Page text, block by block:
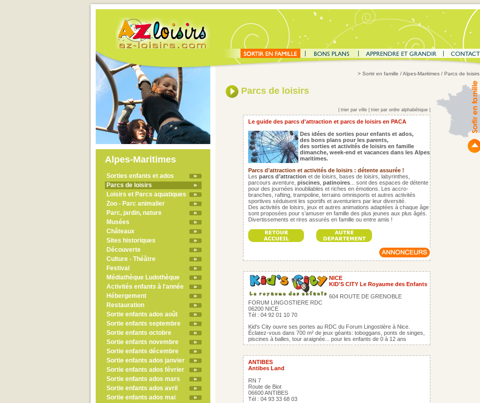
Alpes-Maritimes
Sorties enfants et ados
Parcs de loisirs
Loisirs et Parcs aquatiques
Zoo - Parc animalier
Parc, jardin, nature
Musées
Châteaux
Sites historiques
Découverte
Culture - Théâtre
Festival
Médiathèque Ludothèque
Activités enfants à l'année
Hébergement
Restauration
Sortie enfants ados août
Sortie enfants septembre
Sortie enfants octobre
Sortie enfants novembre
Sortie enfants décembre
Sortie enfants ados janvier
Sortie enfants ados février
Sortie enfants ados mars
Sortie enfants ados avril
Sortie enfants ados mai
> Sortir en famille / Alpes-Maritimes / Parcs de loisirs
Parcs de loisirs
trier par ville trier par ordre alphabétique
Le guide des parcs d'attraction et parcs de loisirs en PACA
Des idées de sorties pour enfants et ados,
des bons plans pour les parents,
des sorties et activités de loisirs en famille
dimanche, week-end et vacances dans les Alpes
maritimes.
Parcs d’attraction et activités de loisirs : détente assurée !
Les parcs d’attraction et de loisirs, bases de loisirs, labyrinthes,
parcours aventure, piscines patinoires ... sont des espaces de détente
pour des journées inoubliables et riches en émotions. Les accro-
branches, rafting, trampoline, terrains omnisports et autres activités
sportives séduisent les sportifs et aventuriers par leur diversité.
Des activités de loisirs, jeux et autres animations adaptées à chaque âge
sont proposées pour s’amuser en famille des plus jeunes aux plus âgés.
Divertissements et rires assurés en famille ou entre amis !
NICE
KID'S CITY Le Royaume des Enfants
604 ROUTE DE GRENOBLE
FORUM LINGOSTIERE RDC
06200 NICE
Tél : 04 92 01 10 70
Kid's City ouvre ses portes au RDC du Forum Lingostière à Nice.
Éclatez-vous dans 700 m² de jeux géants: toboggans, ponts de singes,
piscines à balles, tour araignée... pour les enfants de 0 à 12 ans
ANTIBES
Antibes Land
RN 7
Route de Biot
06600 ANTIBES
Tél : 04 93 33 68 03